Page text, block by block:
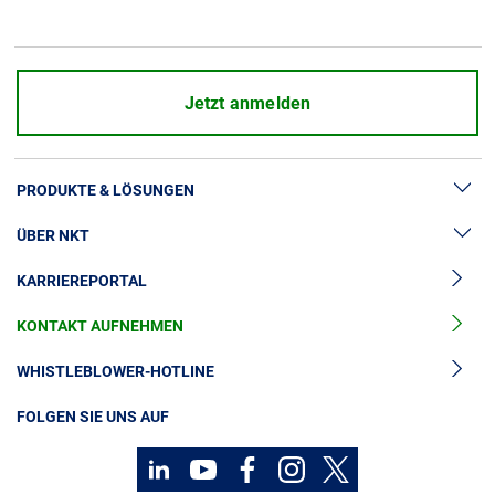
Produktion
Karriere
Europacable
Einkauf
Jetzt anmelden
PRODUKTE & LÖSUNGEN
Hochspannung
Kabelgarnituren
Mittelspannungskabel
Niederspannungskabel
ÜBER NKT
News & Presse
Unsere Geschichte
Investoren
Nachhaltigkeit
KARRIEREPORTAL
KONTAKT AUFNEHMEN
WHISTLEBLOWER-HOTLINE
FOLGEN SIE UNS AUF